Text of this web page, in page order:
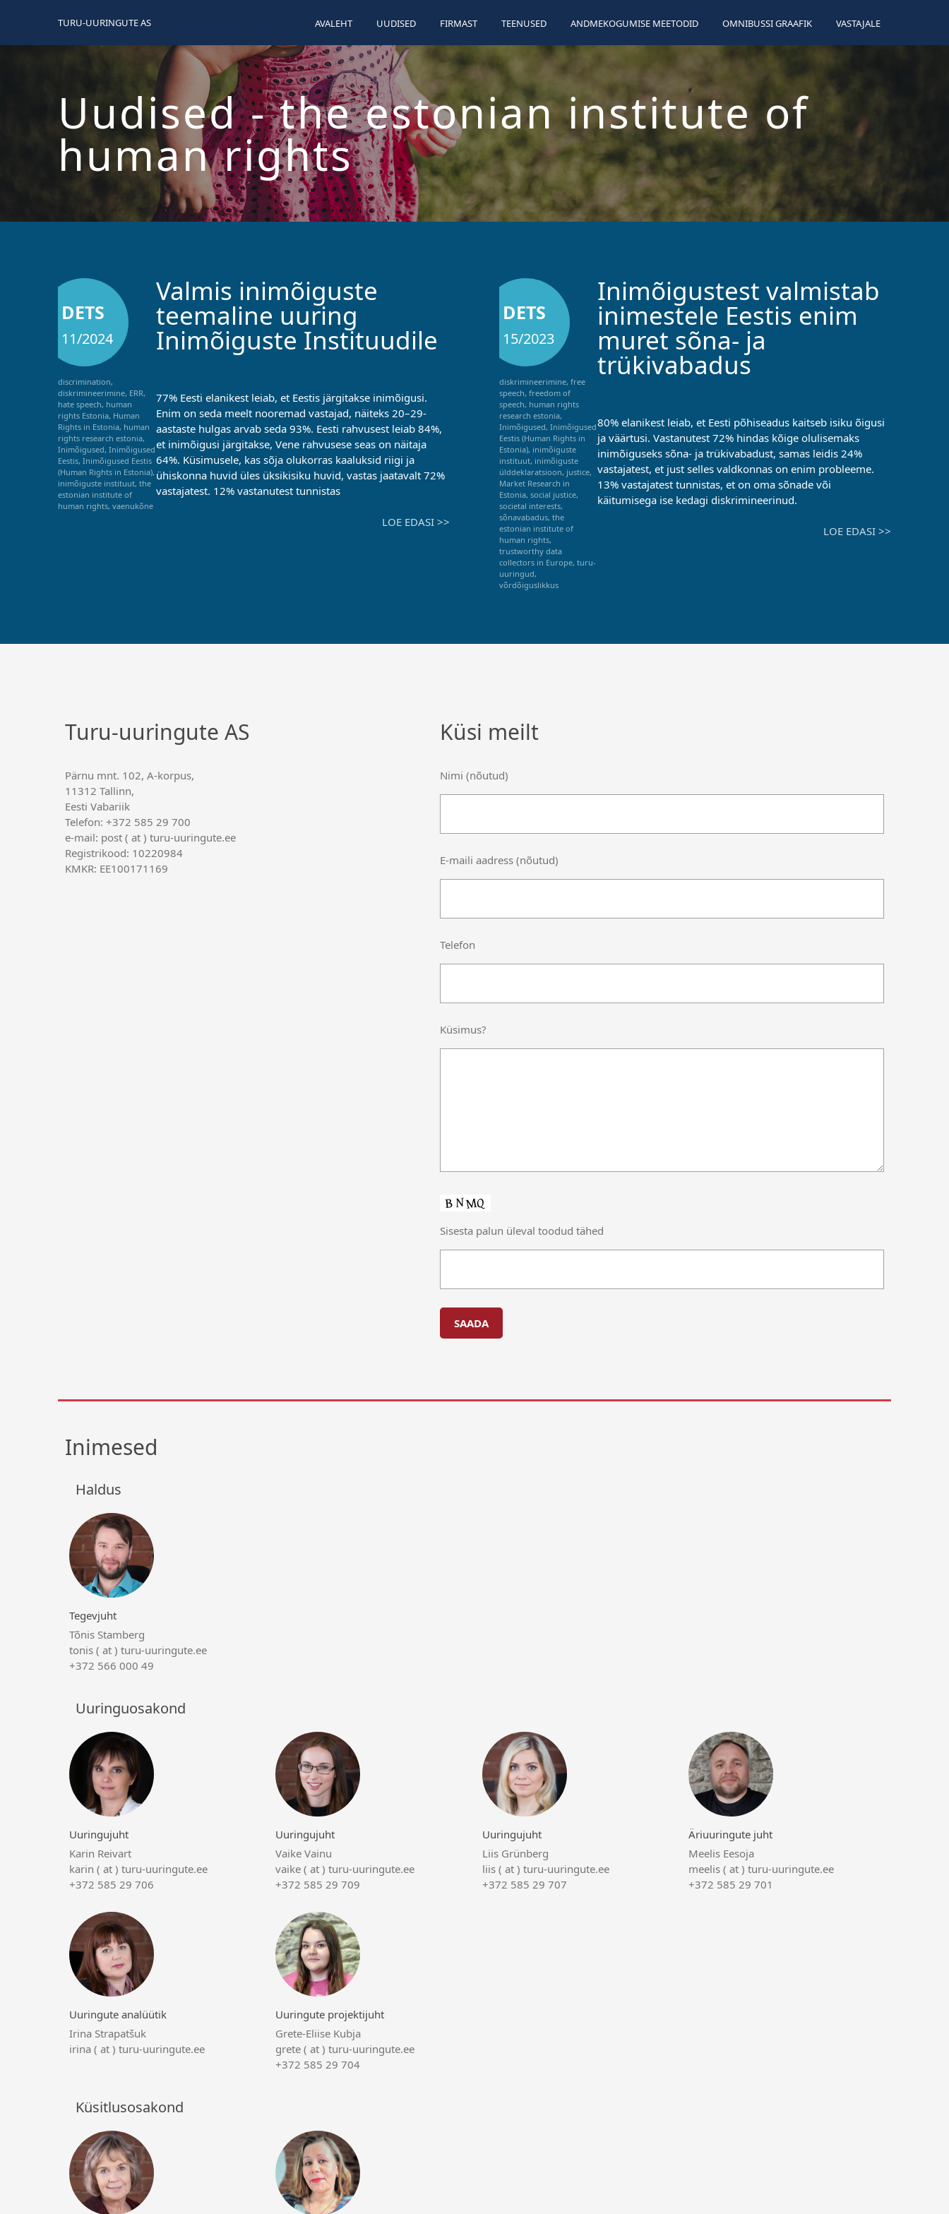
TURU-UURINGUTE AS AVALEHT UUDISED FIRMAST TEENUSED ANDMEKOGUMISE MEETODID OMNIBUSSI GRAAFIK VASTAJALE
Uudised- the estonian institute of
human rights
DETS
11/2024
discrimination,
diskrimineerimine, ERR,
hate speech, human
rights Estonia, Human
Rights in Estonia, human
rights research estonia,
Inimõigused, Inimõigused
Eestis, Inimõigused Eestis
(Human Rights in Estonia),
inimõiguste instituut, the
estonian institute of
human rights, vaenukõne
Valmis inimõiguste
teemaline uuring
Inimõiguste Instituudile
77% Eesti elanikest leiab, et Eestis järgitakse inimõigusi.
Enim on seda meelt nooremad vastajad, näiteks 20–29-
aastaste hulgas arvab seda 93%. Eesti rahvusest leiab 84%,
et inimõigusi järgitakse, Vene rahvusese seas on näitaja
64%. Küsimusele, kas sõja olukorras kaaluksid riigi ja
ühiskonna huvid üles üksikisiku huvid, vastas jaatavalt 72%
vastajatest. 12% vastanutest tunnistas
LOE EDASI >>
DETS
15/2023
diskrimineerimine,free
speech,freedom of
speech, human rights
research estonia,
Inimõigused,Inimõigused
Eestis (Human Rights in
Estonia), inimõiguste
instituut, inimõiguste
ülddeklaratsioon, justice,
Market Research in
Estonia,social justice,
societal interests,
sõnavabadus,the
estonian institute of
human rights,
trustworthy data
collectors in Europe,turu-
uuringud,
võrdõiguslikkus
Inimõigustest valmistab
inimestele Eestis enim
muret sõna- ja
trükivabadus
80% elanikest leiab, et Eesti põhiseadus kaitseb isiku õigusi
ja väärtusi. Vastanutest 72% hindas kõige olulisemaks
inimõiguseks sõna- ja trükivabadust, samas leidis 24%
vastajatest, et just selles valdkonnas on enim probleeme.
13% vastajatest tunnistas, et on oma sõnade või
käitumisega ise kedagi diskrimineerinud.
LOE EDASI >>
Turu-uuringute AS
Pärnu mnt. 102, A-korpus,
11312 Tallinn,
Eesti Vabariik
Telefon: +372 585 29 700
e-mail: post ( at ) turu-uuringute.ee
Registrikood: 10220984
KMKR: EE100171169
Küsi meilt
Nimi (nõutud)
E-maili aadress (nõutud)
Telefon
Küsimus?
Sisesta palun üleval toodud tähed
Inimesed
Haldus
Tegevjuht
Tõnis Stamberg
tonis ( at ) turu-uuringute.ee
+372 566 000 49
Uuringuosakond
Uuringujuht
Karin Reivart
karin ( at ) turu-uuringute.ee
+372 585 29 706
Uuringujuht
Vaike Vainu
vaike ( at ) turu-uuringute.ee
+372 585 29 709
Uuringujuht
Liis Grünberg
liis ( at ) turu-uuringute.ee
+372 585 29 707
Äriuuringute juht
Meelis Eesoja
meelis ( at ) turu-uuringute.ee
+372 585 29 701
Uuringute analüütik
Irina Strapatšuk
irina ( at ) turu-uuringute.ee
Uuringute projektijuht
Grete-Eliise Kubja
grete ( at ) turu-uuringute.ee
+372 585 29 704
Küsitlusosakond